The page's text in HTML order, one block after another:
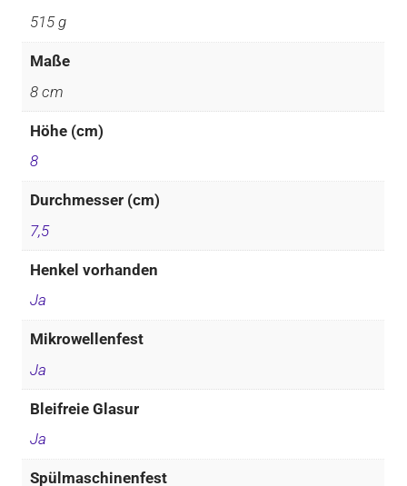
515 g
Maße
8 cm
Höhe (cm)
8
Durchmesser (cm)
7,5
Henkel vorhanden
Ja
Mikrowellenfest
Ja
Bleifreie Glasur
Ja
Spülmaschinenfest